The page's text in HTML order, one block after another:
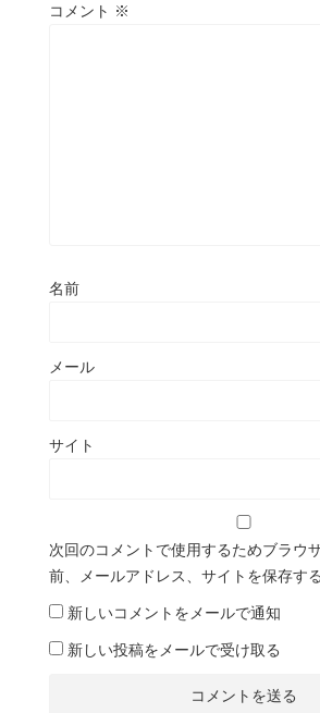
コメント ※
名前
メール
サイト
次回のコメントで使用するためブラウ
前、メールアドレス、サイトを保存する
新しいコメントをメールで通知
新しい投稿をメールで受け取る